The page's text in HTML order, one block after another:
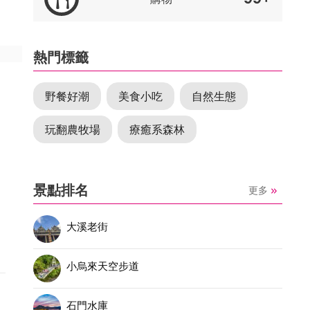
熱門標籤
野餐好潮 美食小吃 自然生態
玩翻農牧場 療癒系森林
景點排名 更多
大溪老街
小烏來天空步道
石門水庫